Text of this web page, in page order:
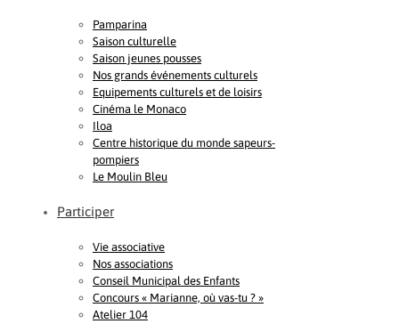
Pamparina
Saison culturelle
Saison jeunes pousses
Nos grands événements culturels
Equipements culturels et de loisirs
Cinéma le Monaco
Iloa
Centre historique du monde sapeurs-
pompiers
Le Moulin Bleu
Participer
Vie associative
Nos associations
Conseil Municipal des Enfants
Concours « Marianne, où vas-tu ? »
Atelier 104